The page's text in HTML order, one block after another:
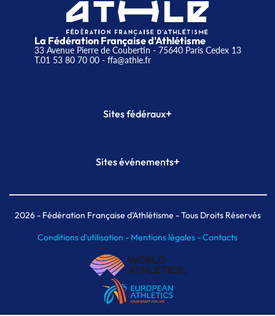
La Fédération Française d'Athlétisme
33 Avenue Pierre de Coubertin - 75640 Paris Cedex 13
T.01 53 80 70 00- ffa@athle.fr
Sites fédéraux+
Plateforme Formation
Sites événements+
Meeting de Paris indoor
MAIF Ekiden de Paris
2026- Fédération Française d'Athlétisme - Tous Droits Réservés
Conditions d'utilisation - Mentions légales -Contacts